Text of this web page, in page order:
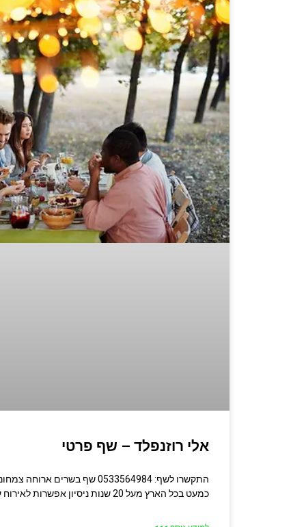
אלי רוזנפלד – שף פרטי
התקשרו לשף: 0533564984 שף
כמעט בכל הארץ מעל 20 שנות ניסיון אפשרות לאירוח עד 14 איש הורידו